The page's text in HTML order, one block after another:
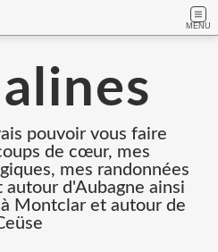
MENU
pouvoir vous faire
de cœur, mes
mes randonnées
autour d'Aubagne ainsi
Montclar et autour de